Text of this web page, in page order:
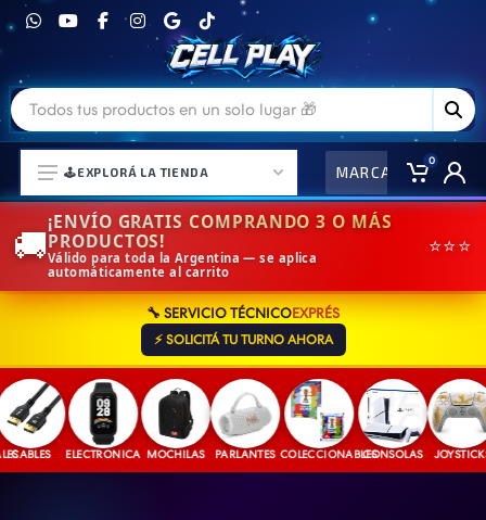
⌚ELECTRONICA Y ACCESORIOS
⛓️ACCESORIOS DE MODA💍
🎒MOCHILAS Y MAS👝
🎧AURICULARES URBANOS🎧
🎮CONSOLAS Y VIDEOJUEGOS
🎵PARLANTES BLUETOOTH🎵
🕹️EXPLORÁ LA TIENDA MARCAS
0
🚚¡ENVÍO GRATIS COMPRANDO 3 O MÁS
PRODUCTOS!
Válido para toda la Argentina — se aplica
automáticamente al carrito
⭐⭐⭐
🔧 SERVICIO TÉCNICOEXPRÉS
⚡ SOLICITÁ TU TURNO AHORA
ELECTRONICA MOCHILAS PARLANTES COLECCIONABLESCONSOLAS JOYSTICKS